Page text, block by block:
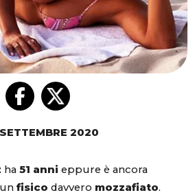
2020
ha 51 anni eppure è ancora
fisico davvero mozzafiato.